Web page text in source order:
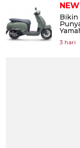
Bikin
3 hari